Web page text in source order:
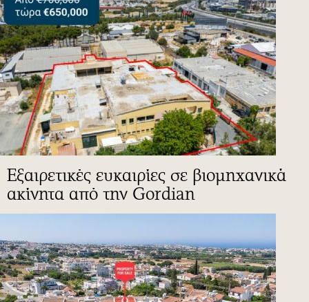
Εξαιρετικές ευκαιρίες σε βιομηχανικά
ακίνητα από την Gordian